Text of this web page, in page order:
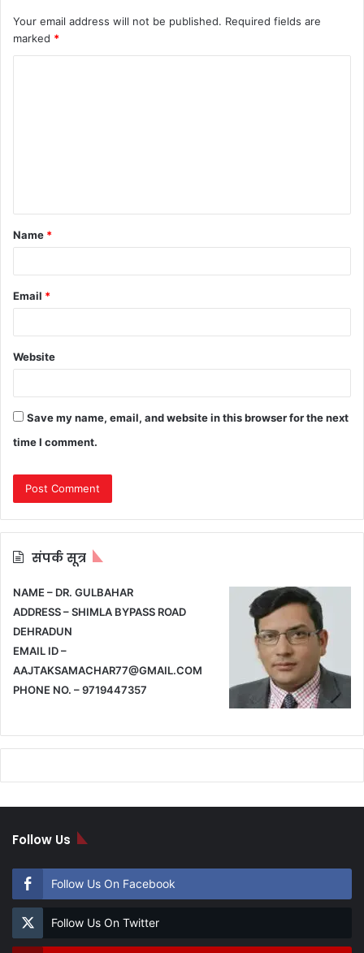
Your email address will not be published. Required fields are
marked *
t
*
Name *
Email *
Website
Save my name, email, and website in this browser for the next
time I comment.
संपर्क सूत्र
NAME – DR. GULBAHAR
ADDRESS – SHIMLA BYPASS ROAD
DEHRADUN
EMAIL ID –
AAJTAKSAMACHAR77@GMAIL.COM
PHONE NO. – 9719447357
Follow Us
Follow Us On Facebook
Follow Us On Twitter